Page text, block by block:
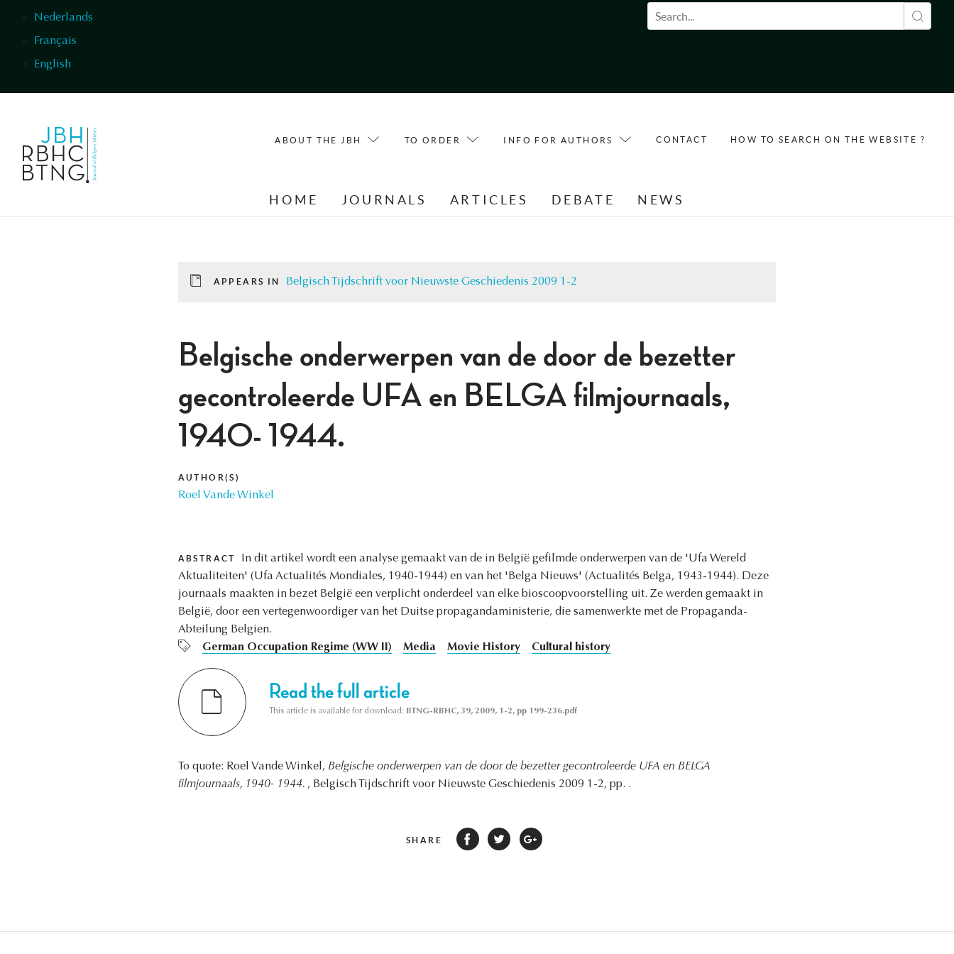
Nederlands
Français
English
Search form
ABOUT THE JBH TO ORDER INFO FOR AUTHORS CONTACT HOW TO SEARCH ON THE WEBSITE ?
HOME JOURNALS ARTICLES DEBATE NEWS
APPEARS IN Belgisch Tijdschrift voor Nieuwste Geschiedenis 2009 1-2
Belgische onderwerpen van de door de bezetter
gecontroleerde UFA en BELGA filmjournaals,
1940- 1944.
AUTHOR(S)
Roel Vande Winkel
ABSTRACT
In dit artikel wordt een analyse gemaakt van de in België gefilmde onderwerpen van de 'Ufa Wereld
Aktualiteiten' (Ufa Actualités Mondiales, 1940-1944) en van het 'Belga Nieuws' (Actualités Belga, 1943-1944). Deze
journaals maakten in bezet België een verplicht onderdeel van elke bioscoopvoorstelling uit. Ze werden gemaakt in
België, door een vertegenwoordiger van het Duitse propagandaministerie, die samenwerkte met de Propaganda-
Abteilung Belgien.
German Occupation Regime (WW II)
Media Movie History Cultural history
Read the full article
This article is available for download: BTNG-RBHC, 39, 2009, 1-2, pp 199-236.pdf
To quote: Roel Vande Winkel, Belgische onderwerpen van de door de bezetter gecontroleerde UFA en BELGA
filmjournaals, 1940- 1944. , Belgisch Tijdschrift voor Nieuwste Geschiedenis 2009 1-2, pp. .
SHARE